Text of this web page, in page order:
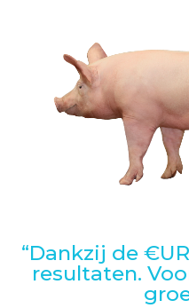
“Dankzij de
resultaten.